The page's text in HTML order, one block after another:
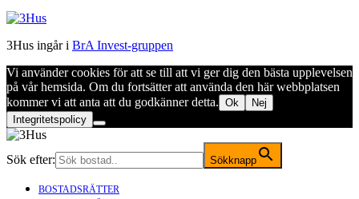
3Hus ingår i BrA Invest-gruppen
Vi använder cookies för att se till att vi ger dig den bästa upplevelsen
på vår hemsida. Om du fortsätter att använda den här webbplatsen
kommer vi att anta att du godkänner detta. Ok
Nej
Integritetspolicy
Sök efter: Sökknapp
BOSTADSRÄTTER